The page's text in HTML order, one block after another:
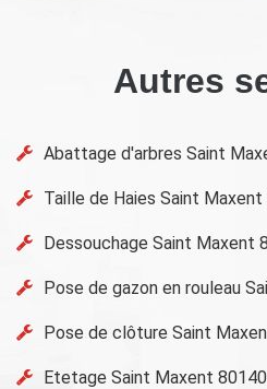
Autres
Abattage d'arbres Saint
Taille de Haies Saint
Dessouchage Saint Maxent
Pose de gazon en rouleau
Pose de clôture Saint
Etetage Saint Maxent 80140